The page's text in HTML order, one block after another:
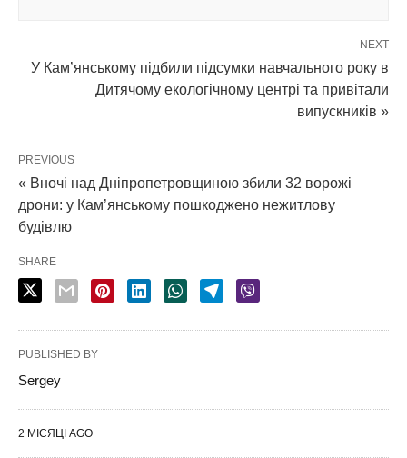
NEXT
У Кам’янському підбили підсумки навчального року в
Дитячому екологічному центрі та привітали
випускників »
PREVIOUS
« Вночі над Дніпропетровщиною збили 32 ворожі
дрони: у Кам’янському пошкоджено нежитлову
будівлю
SHARE
PUBLISHED BY
Sergey
2 МІСЯЦІ AGO